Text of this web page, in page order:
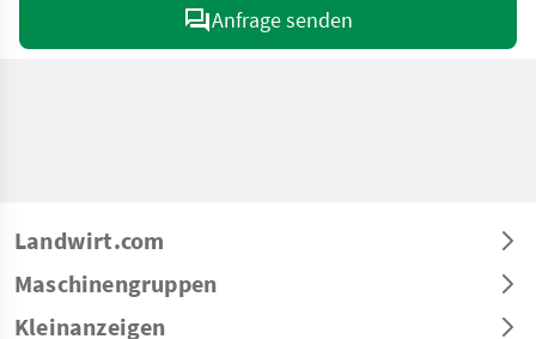
Anfrage senden
Landwirt.com
Maschinengruppen
Kleinanzeigen